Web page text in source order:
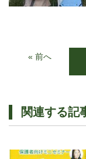
« 前へ
関連する記